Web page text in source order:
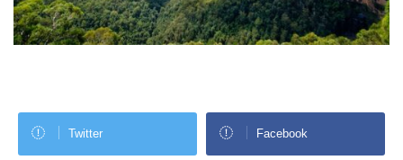
Twitter Facebook